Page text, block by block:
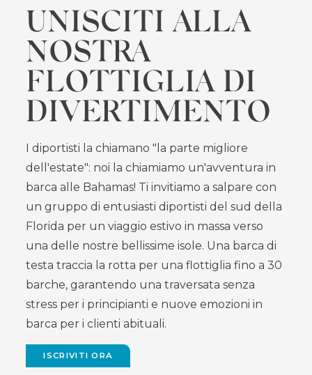
UNISCITI ALLA
NOSTRA
FLOTTIGLIA DI
DIVERTIMENTO
I diportisti la chiamano "la parte migliore
dell'estate": noi la chiamiamo un'avventura in
barca alle Bahamas! Ti invitiamo a salpare con
un gruppo di entusiasti diportisti del sud della
Florida per un viaggio estivo in massa verso
una delle nostre bellissime isole. Una barca di
testa traccia la rotta per una flottiglia fino a 30
barche, garantendo una traversata senza
stress per i principianti e nuove emozioni in
barca per i clienti abituali.
ISCRIVITI ORA